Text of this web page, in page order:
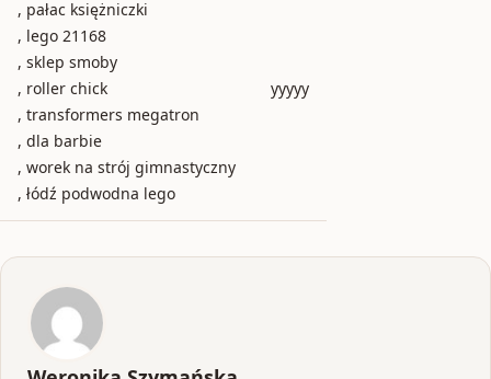
, pałac księżniczki
, lego 21168
, sklep smoby
, roller chick
, transformers megatron
, dla barbie
, worek na strój gimnastyczny
, łódź podwodna lego
yyyyy